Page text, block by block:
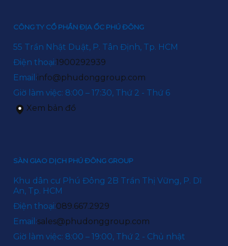
CÔNG TY CỔ PHẦN ĐỊA ỐC PHÚ ĐÔNG
55 Trần Nhật Duật, P. Tân Định, Tp. HCM
Điện thoại:1900292939
Email:info@phudonggroup.com
Giờ làm việc: 8:00 – 17:30, Thứ 2 - Thứ 6
Xem bản đồ
SÀN GIAO DỊCH PHÚ ĐÔNG GROUP
Khu dân cư Phú Đông 2B Trần Thị Vững, P. Dĩ
An, Tp. HCM
Điện thoại:089.667.2929
Email:sales@phudonggroup.com
Giờ làm việc: 8:00 – 19:00, Thứ 2 - Chủ nhật